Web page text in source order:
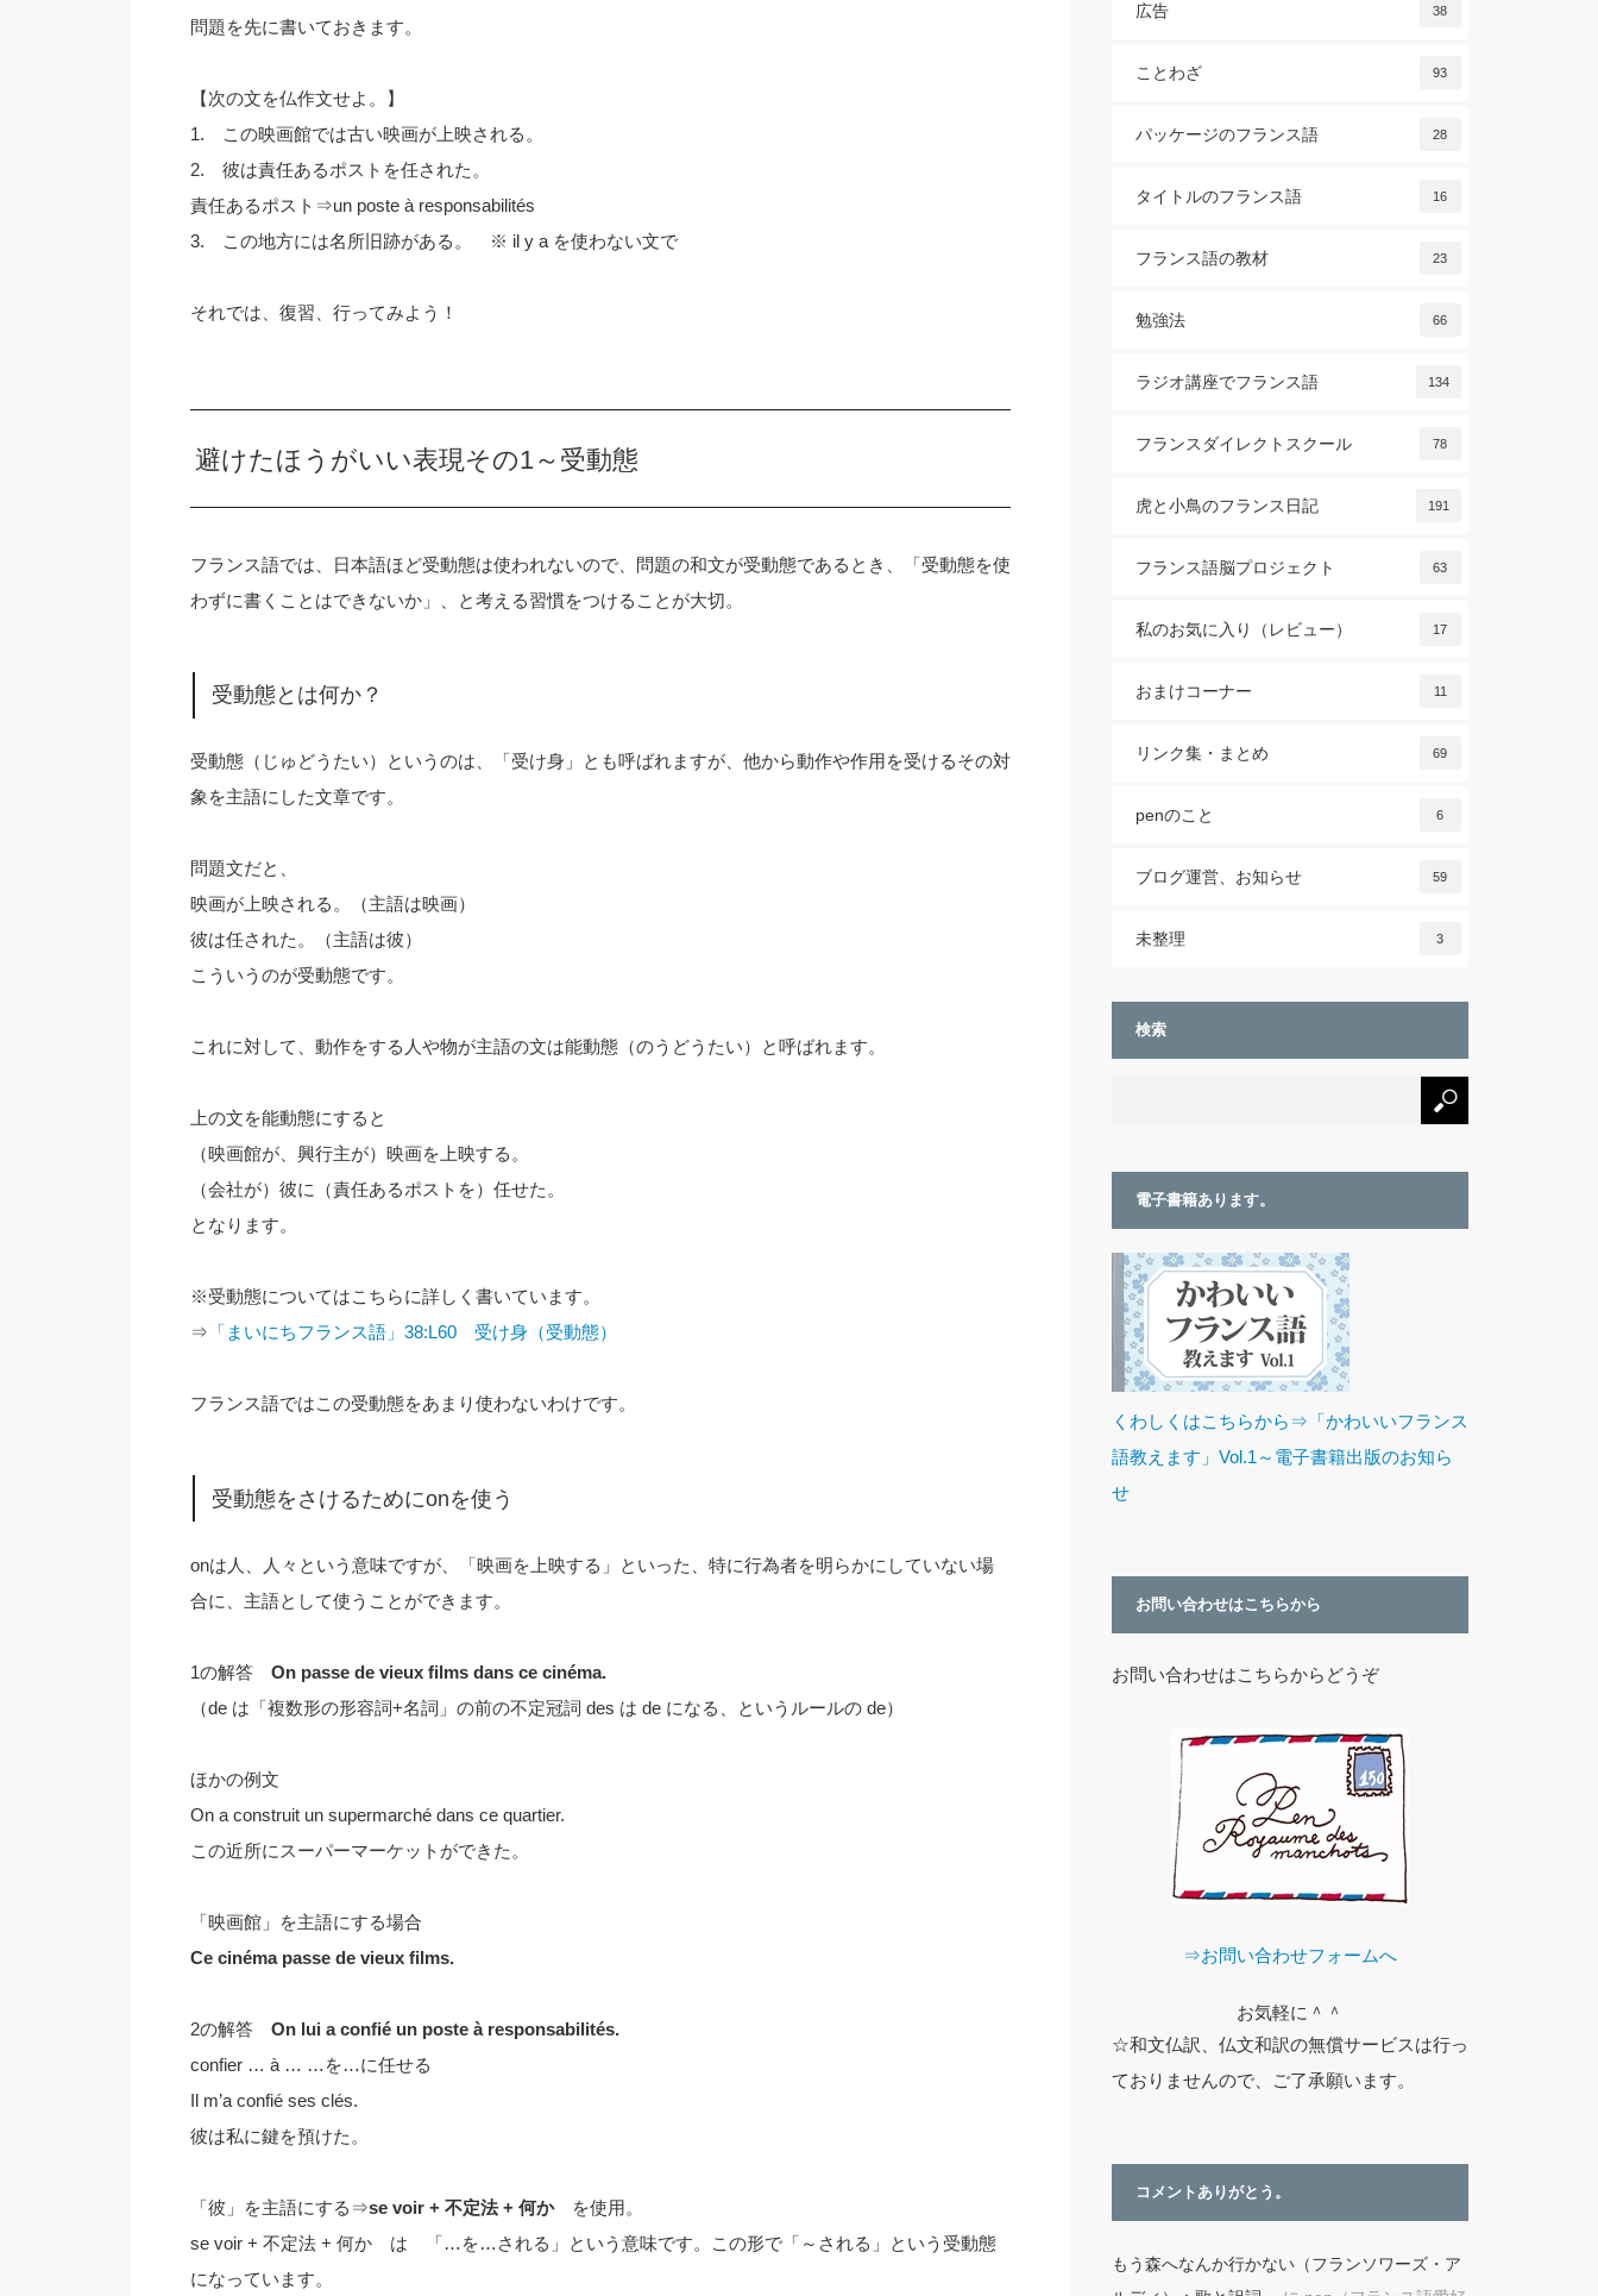
問題を先に書いておきます。
【次の文を仏作文せよ。】
1. この映画館では古い映画が上映される。
2. 彼は責任あるポストを任された。
責任あるポスト⇒un poste à responsabilités
3. この地方には名所旧跡がある。 ※ il y a を使わない文で
それでは、復習、行ってみよう！
避けたほうがいい表現その1～受動態
フランス語では、日本語ほど受動態は使われないので、問題の和文が受動態であるとき、「受動態を使
わずに書くことはできないか」、と考える習慣をつけることが大切。
受動態とは何か？
受動態（じゅどうたい）というのは、「受け身」とも呼ばれますが、他から動作や作用を受けるその対
象を主語にした文章です。
問題文だと、
映画が上映される。（主語は映画）
彼は任された。（主語は彼）
こういうのが受動態です。
これに対して、動作をする人や物が主語の文は能動態（のうどうたい）と呼ばれます。
上の文を能動態にすると
（映画館が、興行主が）映画を上映する。
（会社が）彼に（責任あるポストを）任せた。
となります。
※受動態についてはこちらに詳しく書いています。
⇒ 「まいにちフランス語」38:L60 受け身（受動態）
フランス語ではこの受動態をあまり使わないわけです。
受動態をさけるためにonを使う
onは人、人々という意味ですが、「映画を上映する」といった、特に行為者を明らかにしていない場
合に、主語として使うことができます。
1の解答 On passe de vieux films dans ce cinéma.
（de は「複数形の形容詞+名詞」の前の不定冠詞 des は de になる、というルールの de）
ほかの例文
On a construit un supermarché dans ce quartier.
この近所にスーパーマーケットができた。
「映画館」を主語にする場合
Ce cinéma passe de vieux films.
2の解答 On lui a confié un poste à responsabilités.
confier … à … …を…に任せる
Il m’a confié ses clés.
彼は私に鍵を預けた。
「彼」を主語にする⇒se voir + 不定法 + 何かを使用。
se voir + 不定法 + 何か は 「…を…される」という意味です。この形で「～される」という受動態
になっています。
広告 38
ことわざ 93
パッケージのフランス語 28
タイトルのフランス語 16
フランス語の教材 23
勉強法 66
ラジオ講座でフランス語 134
フランスダイレクトスクール 78
虎と小鳥のフランス日記 191
フランス語脳プロジェクト 63
私のお気に入り（レビュー） 17
おまけコーナー 11
リンク集・まとめ 69
penのこと 6
ブログ運営、お知らせ 59
未整理 3
検索
電子書籍あります。
くわしくはこちらから⇒「かわいいフランス
語教えます」Vol.1～電子書籍出版のお知ら
せ
お問い合わせはこちらから
お問い合わせはこちらからどうぞ
⇒お問い合わせフォームへ
お気軽に＾＾
☆和文仏訳、仏文和訳の無償サービスは行っ
ておりませんので、ご了承願います。
コメントありがとう。
もう森へなんか行かない（フランソワーズ・ア